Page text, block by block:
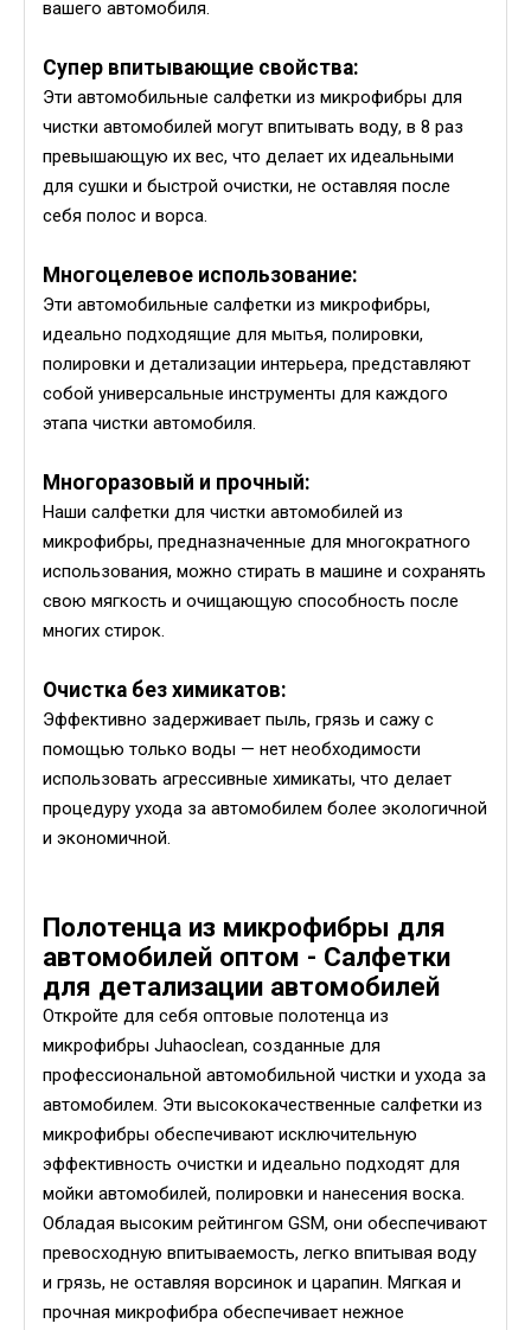
вашего автомобиля.
Супер впитывающие свойства:
Эти автомобильные салфетки из микрофибры для
чистки автомобилей могут впитывать воду, в 8 раз
превышающую их вес, что делает их идеальными
для сушки и быстрой очистки, не оставляя после
себя полос и ворса.
Многоцелевое использование:
Эти автомобильные салфетки из микрофибры,
идеально подходящие для мытья, полировки,
полировки и детализации интерьера, представляют
собой универсальные инструменты для каждого
этапа чистки автомобиля.
Многоразовый и прочный:
Наши салфетки для чистки автомобилей из
микрофибры, предназначенные для многократного
использования, можно стирать в машине и сохранять
свою мягкость и очищающую способность после
многих стирок.
Очистка без химикатов:
Эффективно задерживает пыль, грязь и сажу с
помощью только воды — нет необходимости
использовать агрессивные химикаты, что делает
процедуру ухода за автомобилем более экологичной
и экономичной.
Полотенца из микрофибры для
автомобилей оптом - Салфетки
для детализации автомобилей
Откройте для себя оптовые полотенца из
микрофибры Juhaoclean, созданные для
профессиональной автомобильной чистки и ухода за
автомобилем. Эти высококачественные салфетки из
микрофибры обеспечивают исключительную
эффективность очистки и идеально подходят для
мойки автомобилей, полировки и нанесения воска.
Обладая высоким рейтингом GSM, они обеспечивают
превосходную впитываемость, легко впитывая воду
и грязь, не оставляя ворсинок и царапин. Мягкая и
прочная микрофибра обеспечивает нежное